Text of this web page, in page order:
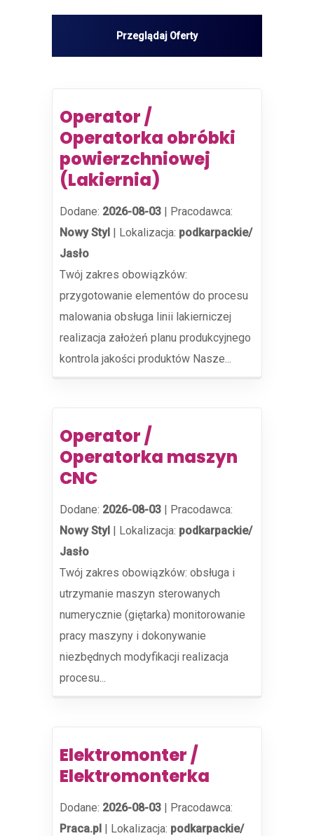
Operator /
Operatorka obróbki
powierzchniowej
(Lakiernia)
Dodane: 2026-08-03 | Pracodawca:
Nowy Styl | Lokalizacja: podkarpackie/
Jasło
Twój zakres obowiązków:
przygotowanie elementów do procesu
malowania obsługa linii lakierniczej
realizacja założeń planu produkcyjnego
kontrola jakości produktów Nasze...
Operator /
Operatorka maszyn
CNC
Dodane: 2026-08-03 | Pracodawca:
Nowy Styl | Lokalizacja: podkarpackie/
Jasło
Twój zakres obowiązków: obsługa i
utrzymanie maszyn sterowanych
numerycznie (giętarka) monitorowanie
pracy maszyny i dokonywanie
niezbędnych modyfikacji realizacja
procesu...
Elektromonter /
Elektromonterka
Dodane: 2026-08-03 | Pracodawca:
Praca.pl | Lokalizacja: podkarpackie/